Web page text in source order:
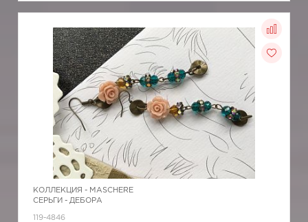
КОЛЛЕКЦИЯ - MASCHERE
СЕРЬГИ - ДЕБОРА
119-4846